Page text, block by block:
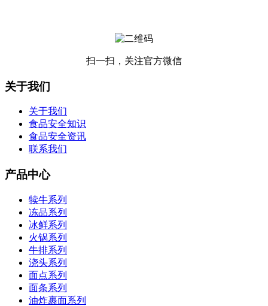
扫一扫，关注官方微信
关于我们
关于我们
食品安全知识
食品安全资讯
联系我们
产品中心
犊牛系列
冻品系列
冰鲜系列
火锅系列
牛排系列
浇头系列
面点系列
面条系列
油炸裹面系列